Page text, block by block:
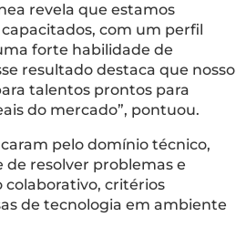
revela que estamos
com um perfil
forte habilidade de
resultado destaca que nosso
talentos prontos para
do mercado”, pontuou.
pelo domínio técnico,
resolver problemas e
colaborativo, critérios
de tecnologia em ambiente